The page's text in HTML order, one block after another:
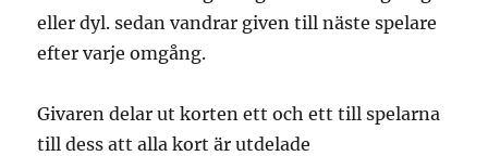
eller dyl. sedan vandrar given till näste spelare
efter varje omgång.
Givaren delar ut korten ett och ett till spelarna
till dess att alla kort är utdelade